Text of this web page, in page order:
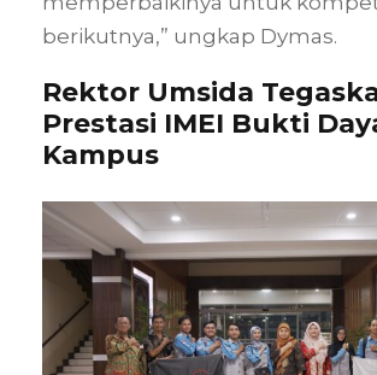
berikutnya,” ungkap Dymas.
Rektor Umsida
Prestasi IMEI Bukti
Kampus